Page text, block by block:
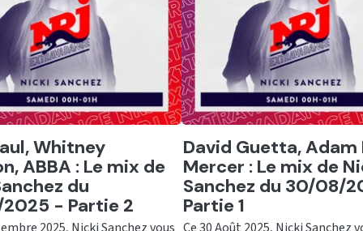
Whitney
ABBA : Le mix de
du
- Partie 2
Ecouter
David Guetta, Adam
Mercer : Le mix de
Sanchez du 30/08/
Partie 1